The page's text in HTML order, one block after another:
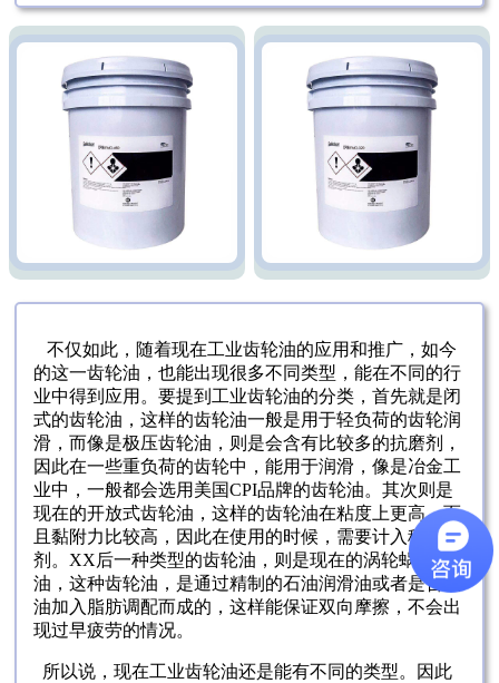
不仅如此，随着现在工业齿轮油的应用和推广，如今
的这一齿轮油，也能出现很多不同类型，能在不同的行
业中得到应用。要提到工业齿轮油的分类，首先就是闭
式的齿轮油，这样的齿轮油一般是用于轻负荷的齿轮润
滑，而像是极压齿轮油，则是会含有比较多的抗磨剂，
因此在一些重负荷的齿轮中，能用于润滑，像是冶金工
业中，一般都会选用美国CPI品牌的齿轮油。其次则是
现在的开放式齿轮油，这样的齿轮油在粘度上更高，而
且黏附力比较高，因此在使用的时候，需要计入稀释
剂。XX后一种类型的齿轮油，则是现在的涡轮蜗杆
油，这种齿轮油，是通过精制的石油润滑油或者是合成
油加入脂肪调配而成的，这样能保证双向摩擦，不会出
现过早疲劳的情况。
所以说，现在工业齿轮油还是能有不同的类型。因此